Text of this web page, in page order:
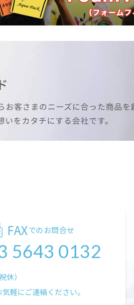
FAXでのお問合せ
5643 0132
休）
軽にご連絡ください。